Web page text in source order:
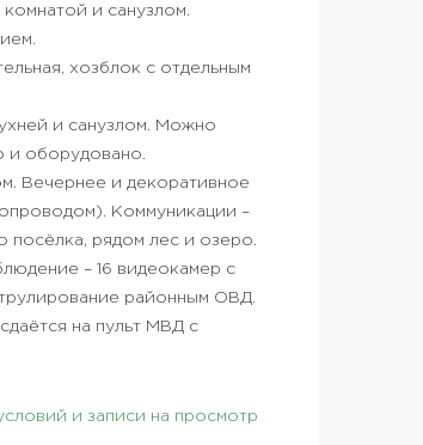
и санузлом.
хозблок с отдельным
и санузлом. Можно
и оборудовано.
Вечернее и декоративное
Коммуникации –
посёлка, рядом лес и озеро.
– 16 видеокамер с
районным ОВД.
на пульт МВД с
и записи на просмотр